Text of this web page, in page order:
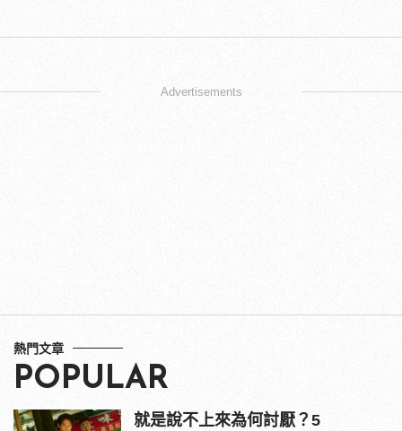
Advertisements
熱門文章
POPULAR
就是說不上來為何討厭？5